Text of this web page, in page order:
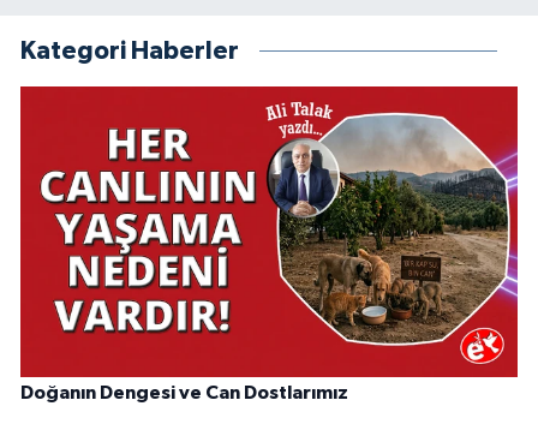
Kategori Haberler
Doğanın Dengesi ve Can Dostlarımız